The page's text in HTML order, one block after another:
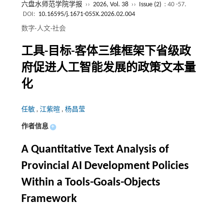
六盘水师范学院学报 ›› 2026, Vol. 38 ›› Issue (2) : 40 -57.
DOI: 10.16595/j.1671-055X.2026.02.004
数字·人文·社会
工具-目标-客体三维框架下省级政
府促进人工智能发展的政策文本量
化
任敏 , 江紫暄 , 杨昌莹
作者信息 +
A Quantitative Text Analysis of
Provincial AI Development Policies
Within a Tools-Goals-Objects
Framework